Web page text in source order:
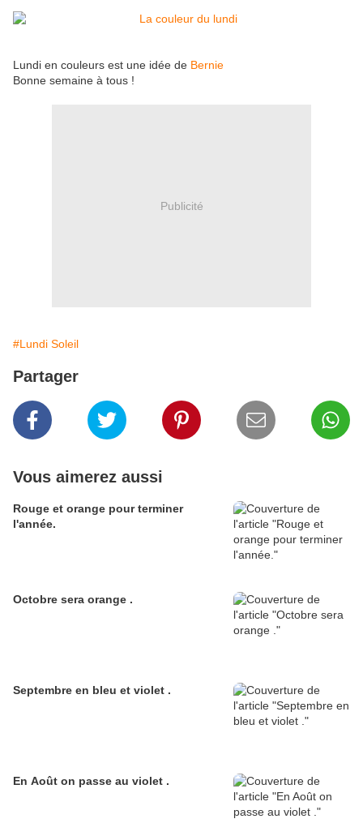
Lundi en couleurs est une idée de Bernie
Bonne semaine à tous !
Publicité
#Lundi Soleil
Partager
Vous aimerez aussi
Rouge et orange pour terminer
l'année.
Octobre sera orange .
Septembre en bleu et violet .
En Août on passe au violet .